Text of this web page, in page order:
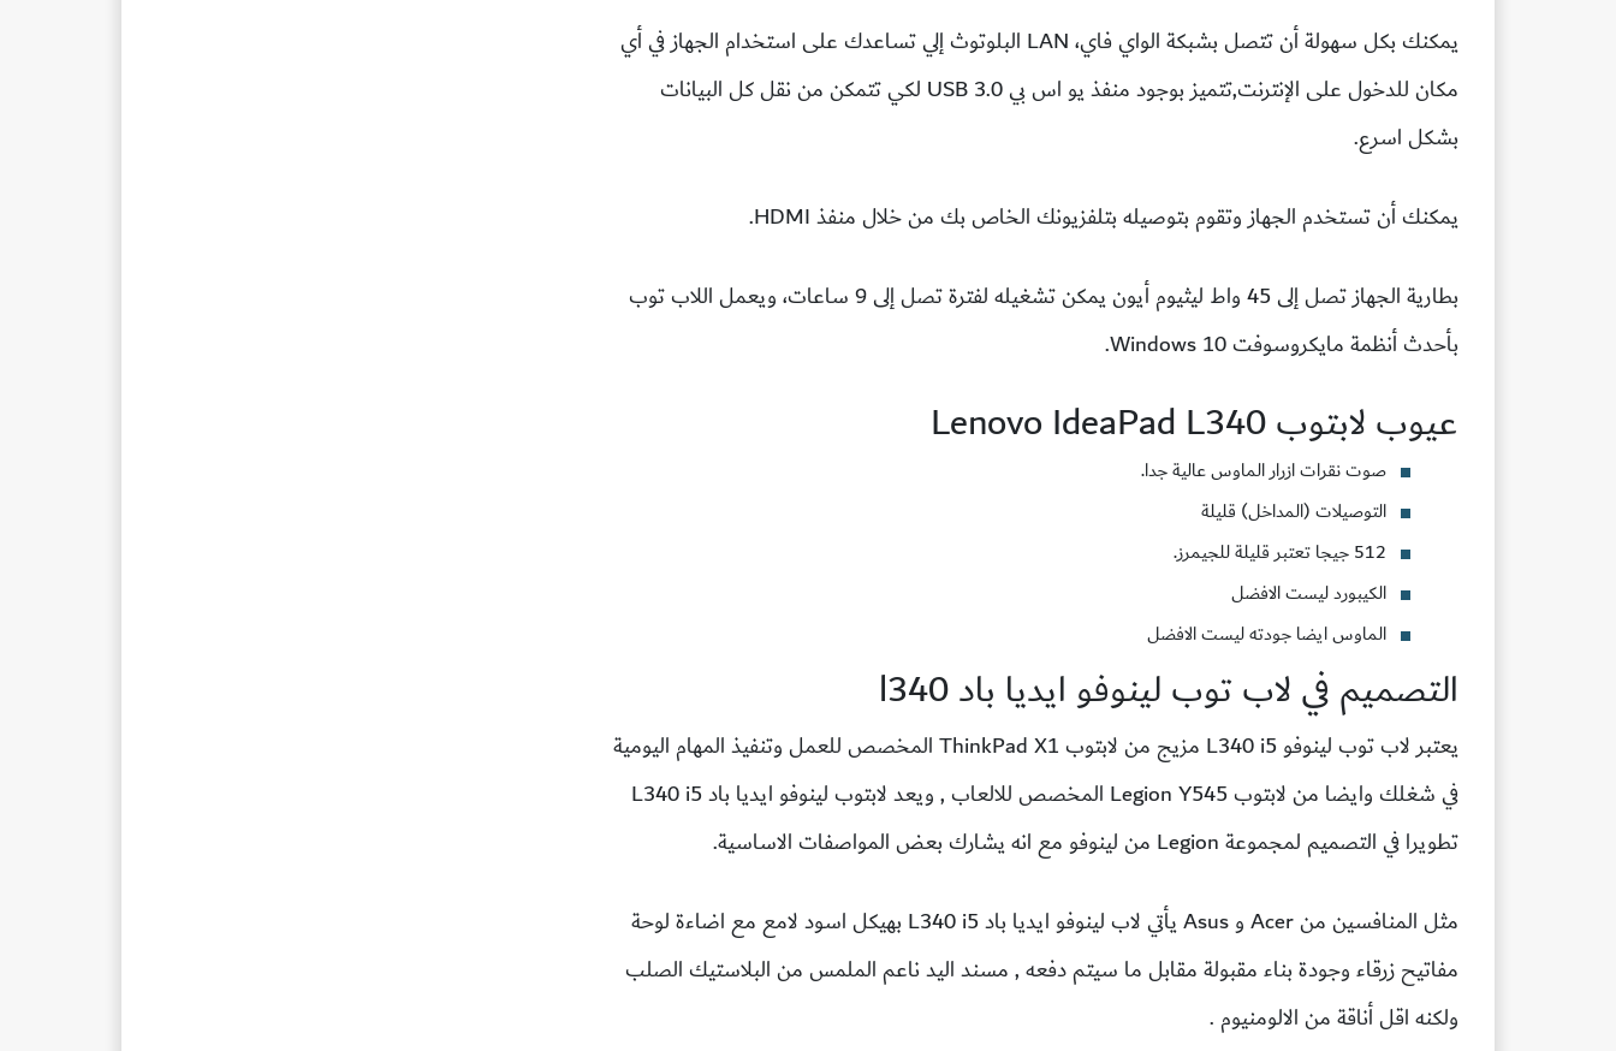
يمكنك بكل سهولة أن تتصل بشبكة الواي فاي، LAN البلوتوث إلي تساعدك على استخدام الجهاز في أي
مكان للدخول على الإنترنت,تتميز بوجود منفذ يو اس بي 3.0 USB لكي تتمكن من نقل كل البيانات
بشكل اسرع.
يمكنك أن تستخدم الجهاز وتقوم بتوصيله بتلفزيونك الخاص بك من خلال منفذ HDMI.
بطارية الجهاز تصل إلى 45 واط ليثيوم أيون يمكن تشغيله لفترة تصل إلى 9 ساعات، ويعمل اللاب توب
بأحدث أنظمة مايكروسوفت Windows 10.
عيوب لابتوب Lenovo IdeaPad L340
صوت نقرات ازرار الماوس عالية جدا.
التوصيلات (المداخل) قليلة
512 جيجا تعتبر قليلة للجيمرز.
الكيبورد ليست الافضل
الماوس ايضا جودته ليست الافضل
التصميم في لاب توب لينوفو ايديا باد l340
يعتبر لاب توب لينوفو L340 i5 مزيج من لابتوب ThinkPad X1 المخصص للعمل وتنفيذ المهام اليومية
في شغلك وايضا من لابتوب Legion Y545 المخصص للالعاب , ويعد لابتوب لينوفو ايديا باد L340 i5
تطويرا في التصميم لمجموعة Legion من لينوفو مع انه يشارك بعض المواصفات الاساسية.
مثل المنافسين من Acer و Asus يأتي لاب لينوفو ايديا باد L340 i5 بهيكل اسود لامع مع اضاءة لوحة
مفاتيح زرقاء وجودة بناء مقبولة مقابل ما سيتم دفعه , مسند اليد ناعم الملمس من البلاستيك الصلب
ولكنه اقل أناقة من الالومنيوم .